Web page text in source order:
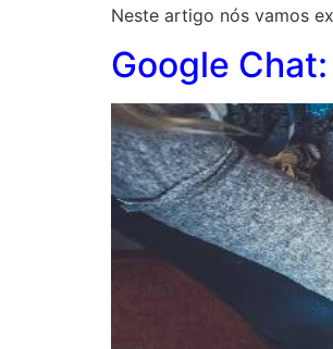
Neste artigo nós vamos
Google